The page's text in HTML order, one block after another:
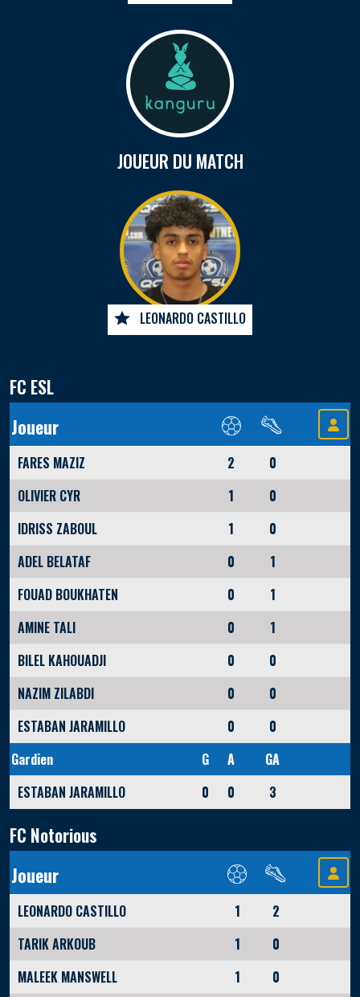
JOUEUR DU MATCH
LEONARDO CASTILLO
FC ESL
Joueur
FARES MAZIZ 2
0
OLIVIER CYR
1
0
IDRISS ZABOUL
1
0
ADEL BELATAF
0
1
FOUAD BOUKHATEN
0
1
AMINE TALI
0
1
BILEL KAHOUADJI
0
0
NAZIM ZILABDI
0
0
ESTABAN JARAMILLO
0
0
Gardien
G A
GA
ESTABAN JARAMILLO
0 0 3
FC Notorious
Joueur
LEONARDO CASTILLO 1
2
TARIK ARKOUB
1
0
MALEEK MANSWELL
1
0